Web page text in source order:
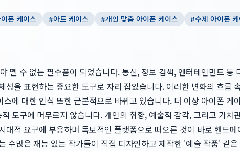
폰 케이스 #아트 케이스 #개인 맞춤 아이폰 케이스 #수제 아이폰
뗄 수 없는 필수품이 되었습니다. 통신, 정보 검색, 엔터테인먼트 등
성을 표현하는 중요한 도구로 자리 잡았습니다. 이러한 변화의 흐름
에 대한 인식 또한 근본적으로 바뀌고 있습니다. 더 이상 아이폰 케
도구에 머무르지 않습니다. 개인의 취향, 예술적 감각, 그리고 가치
대적 요구에 부응하며 독보적인 플랫폼으로 떠오른 것이 바로 핸드
수많은 재능 있는 작가들이 직접 디자인하고 제작한 '예술 작품' 같은